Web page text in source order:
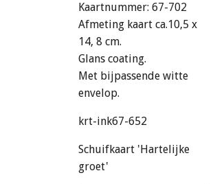
Kaartnummer: 67-702
Afmeting kaart ca.10,5 x
14, 8 cm.
Glans coating.
Met bijpassende witte
envelop.
krt-ink67-652
Schuifkaart 'Hartelijke
groet'